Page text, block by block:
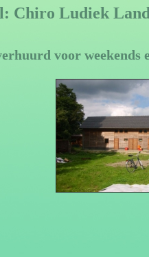
Chiro Ludiek
voor weekends